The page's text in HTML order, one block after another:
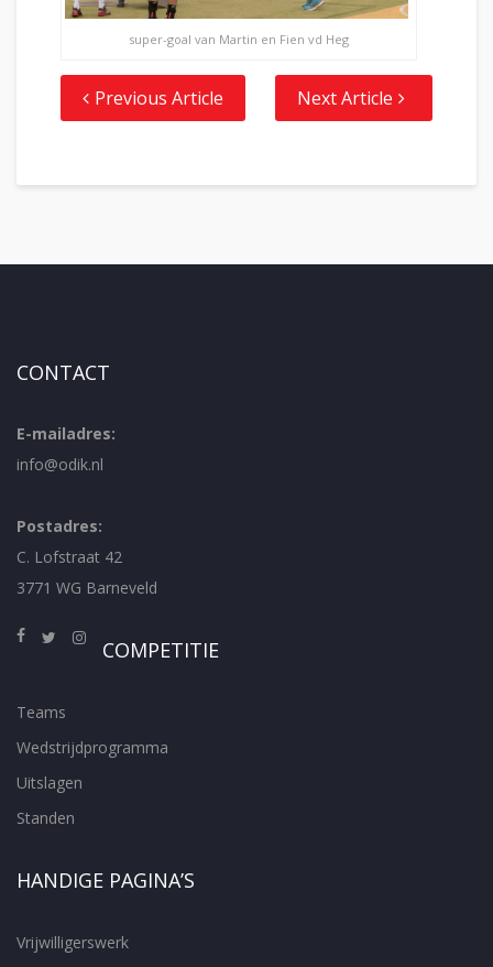
super-goal van Martin en Fien vd Heg
Previous Article Next Article
CONTACT
E-mailadres:
info@odik.nl
Postadres:
C. Lofstraat 42
3771 WG Barneveld
COMPETITIE
Teams
Wedstrijdprogramma
Uitslagen
Standen
HANDIGE PAGINA’S
Vrijwilligerswerk